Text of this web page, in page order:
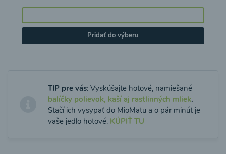
Pridať do výberu
TIP pre vás: Vyskúšajte hotové, namiešané
balíčky polievok, kaší aj rastlinných mliek.
Stačí ich vysypať do MioMatu a o pár minút je
vaše jedlo hotové. KÚPIŤ TU